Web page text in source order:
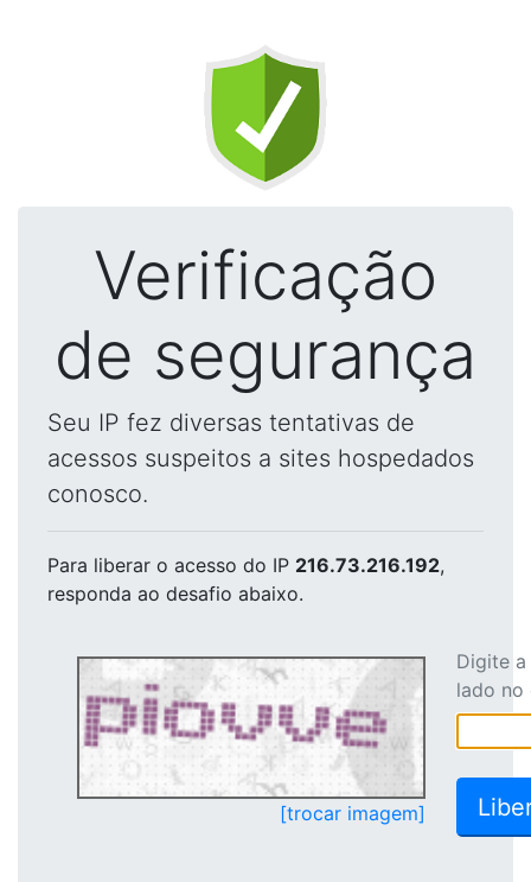
Verificação
de segurança
Seu IP fez diversas tentativas de
acessos suspeitos a sites hospedados
conosco.
Para liberar o acesso do IP 216.73.216.192,
responda ao desafio abaixo.
[trocar imagem]
Digite
lado no